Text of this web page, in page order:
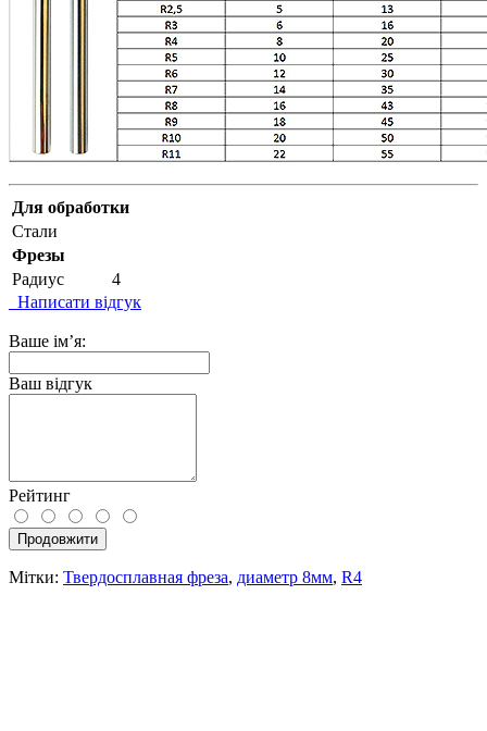
Для обработки
Стали
Фрезы
Радиус
4
Написати відгук
Ваше ім’я:
Ваш відгук
Рейтинг
Продовжити
Мітки: Твердосплавная фреза, диаметр 8мм, R4